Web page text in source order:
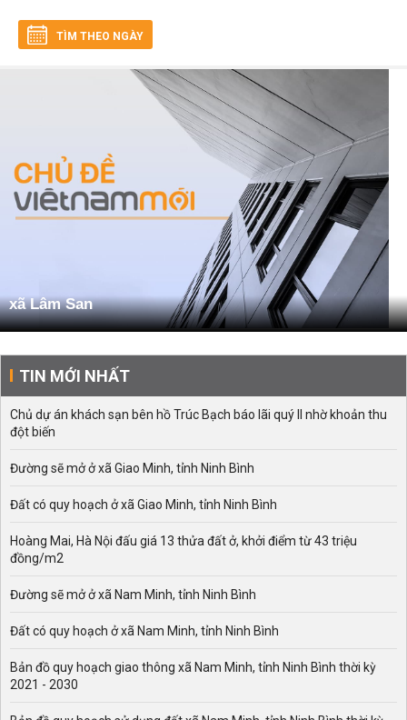
TÌM THEO NGÀY
xã Lâm San
TIN MỚI NHẤT
Chủ dự án khách sạn bên hồ Trúc Bạch báo lãi quý II nhờ khoản thu
đột biến
Đường sẽ mở ở xã Giao Minh, tỉnh Ninh Bình
Đất có quy hoạch ở xã Giao Minh, tỉnh Ninh Bình
Hoàng Mai, Hà Nội đấu giá 13 thửa đất ở, khởi điểm từ 43 triệu
đồng/m2
Đường sẽ mở ở xã Nam Minh, tỉnh Ninh Bình
Đất có quy hoạch ở xã Nam Minh, tỉnh Ninh Bình
Bản đồ quy hoạch giao thông xã Nam Minh, tỉnh Ninh Bình thời kỳ
2021 - 2030